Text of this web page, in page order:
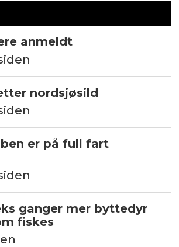
anmeldt
nordsjøsild
er på full fart
ganger mer byttedyr
fiskes